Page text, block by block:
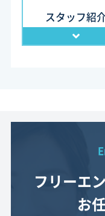
スタッフ紹
フリーエ
お